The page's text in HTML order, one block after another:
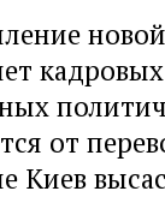
от
Киев